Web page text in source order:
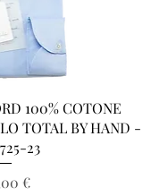
100% COTONE
TOTAL BY HAND -
23
€